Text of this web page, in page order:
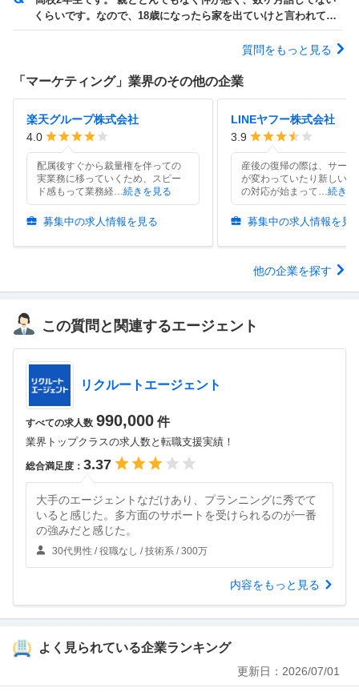
くらいです。なので、18歳になったら家を出ていけと言われてい
ます。誕生日は6月中旬なので、7月...
質問をもっと見る
「 マーケティング」業界のその他の企業
楽天グループ株式会社
4.0
配属後すぐから裁量権を伴っての
実業務に移っていくため、スピー
ド感もって業務経…続きを見る
募集中の求人情報を見る
LINEヤフー株式会社
3.9
産後の復帰の際は、サービ
が変わっていたり新しいサ
の対応が始まって…続きを
募集中の求人情報を見
他の企業を探す
この質問と関連するエージェント
リクルートエージェント
すべての求人数 990,000 件
業界トップクラスの求人数と転職支援実績！
総合満足度： 3.37
大手のエージェントなだけあり、プランニングに秀でて
いると感じた。多方面のサポートを受けられるのが一番
の強みだと感じた。
30代男性 / 役職なし / 技術系 / 300万
内容をもっと見る
よく見られている企業ランキング
更新日： 2026/07/01